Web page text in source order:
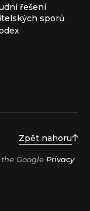
řešení
sporů
Zpět nahoru
Google Privacy